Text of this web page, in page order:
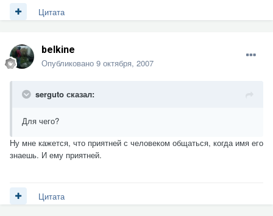
Цитата
belkine
Опубликовано 9 октября, 2007
serguto сказал:
Для чего?
Ну мне кажется, что приятней с человеком общаться, когда имя его
знаешь. И ему приятней.
Цитата